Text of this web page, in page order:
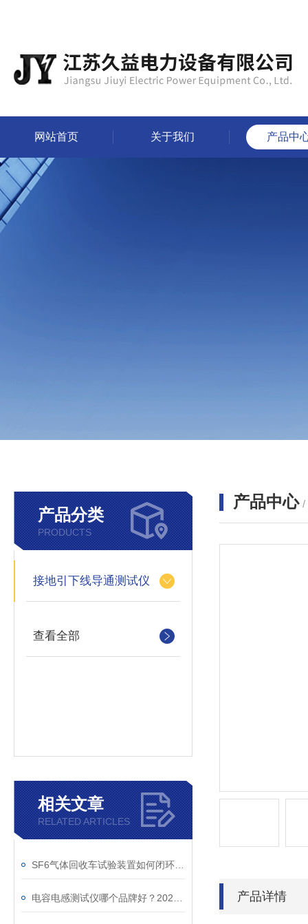
网站首页 关于我们 产品中
产品分类
PRODUCTS
接地引下线导通测试仪
查看全部
相关文章
RELATED ARTICLES
产品中心 /
产品详情